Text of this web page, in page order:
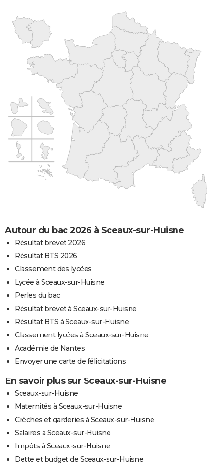
Autour du bac 2026 à Sceaux-sur-Huisne
Résultat brevet 2026
Résultat BTS 2026
Classement des lycées
Lycée à Sceaux-sur-Huisne
Perles du bac
Résultat brevet à Sceaux-sur-Huisne
Résultat BTS à Sceaux-sur-Huisne
Classement lycées à Sceaux-sur-Huisne
Académie de Nantes
Envoyer une carte de félicitations
En savoir plus sur Sceaux-sur-Huisne
Sceaux-sur-Huisne
Maternités à Sceaux-sur-Huisne
Crèches et garderies à Sceaux-sur-Huisne
Salaires à Sceaux-sur-Huisne
Impôts à Sceaux-sur-Huisne
Dette et budget de Sceaux-sur-Huisne